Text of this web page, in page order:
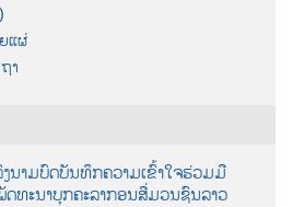
ແຜ່
າ
ນາມບົດບັນທຶກຄວາມເຂົ້າໃຈຮ່ວມມື
ດທະນາບຸກຄະລາກອນສື່ມວນຊົນລາວ